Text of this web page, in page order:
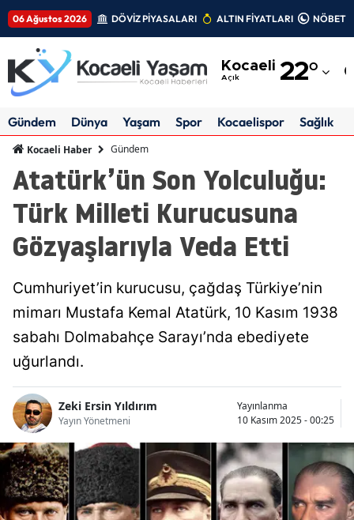
06 Ağustos 2026 DÖVİZ PİYASALARI ALTIN FİYATLARI
Kocaeli
Açık 22°
Adıyaman
Amasya
Ankara
Antalya
Aydın
Balıkesir
Bingöl
Bolu
Burdur
Gündem Dünya Yaşam Spor Kocaelispor Sağlık
Kocaeli Haber Gündem
Atatürk’ün Son Yolculuğu:
Türk Milleti Kurucusuna
Gözyaşlarıyla Veda Etti
Cumhuriyet’in kurucusu, çağdaş Türkiye’nin
mimarı Mustafa Kemal Atatürk, 10 Kasım 1938
sabahı Dolmabahçe Sarayı’nda ebediyete
uğurlandı.
Zeki Ersin Yıldırım
Yayın Yönetmeni
Yayınlanma
10 Kasım 2025 - 00:25